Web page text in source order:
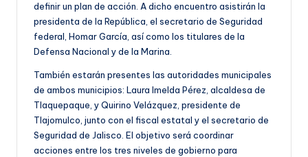
definir un plan de acción. A dicho encuentro asistirán la
presidenta de la República, el secretario de Seguridad
federal, Homar García, así como los titulares de la
Defensa Nacional y de la Marina.
También estarán presentes las autoridades municipales
de ambos municipios: Laura Imelda Pérez, alcaldesa de
Tlaquepaque, y Quirino Velázquez, presidente de
Tlajomulco, junto con el fiscal estatal y el secretario de
Seguridad de Jalisco. El objetivo será coordinar
acciones entre los tres niveles de gobierno para